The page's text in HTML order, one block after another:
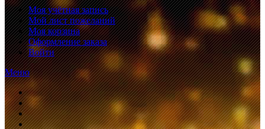
Моя учётная запись
Мой лист пожеланий
Моя корзина
Оформление заказа
Войти
Меню